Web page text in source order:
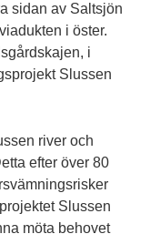
sidan av Saltsjön
i öster.
i
Slussen
river och
efter över 80
Slussen
möta behovet